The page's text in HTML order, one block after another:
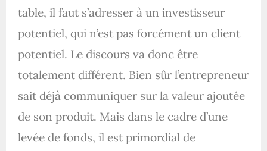
table, il faut s’adresser à un investisseur
potentiel, qui n’est pas forcément un client
potentiel. Le discours va donc être
totalement différent. Bien sûr l’entrepreneur
sait déjà communiquer sur la valeur ajoutée
de son produit. Mais dans le cadre d’une
levée de fonds, il est primordial de